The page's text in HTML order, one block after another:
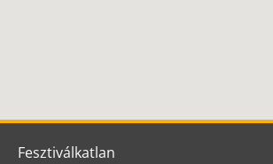
Fesztiválkatlan